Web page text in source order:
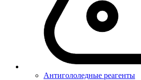
Антигололедные реагенты